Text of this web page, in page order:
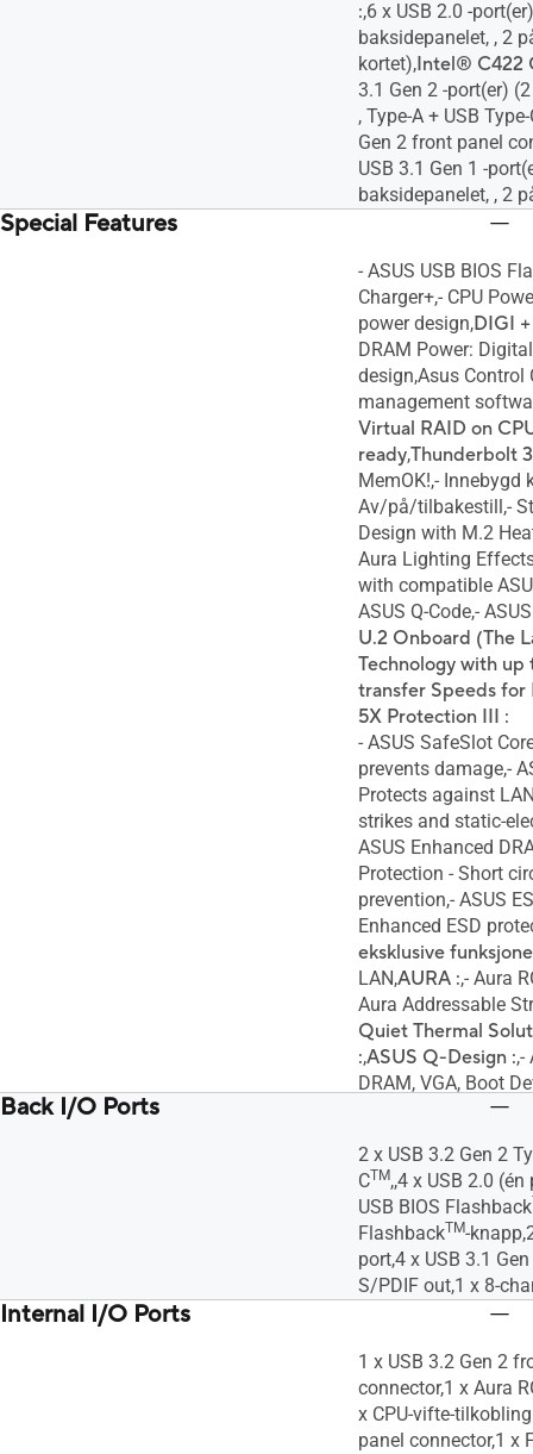
:,6 x USB 2.0 -
baksidepanelet, , 2
kortet),Intel® C422
3.1 Gen 2 -port(er)
, Type-A + USB Type-
Gen 2 front panel
USB 3.1 Gen 1 -
baksidepanelet, , 2
Special Features
- ASUS USB BIOS
Charger+,- CPU
power design,DIGI
DRAM Power:
design,Asus Control
management
Virtual RAID on
ready,Thunderbolt
MemOK!,- Innebygd
Av/på/tilbakestill,-
Design with M.2
Aura Lighting
with compatible
ASUS Q-Code,-
U.2 Onboard (The
Technology with
transfer Speeds for
5X Protection III :
- ASUS SafeSlot
prevents damage,-
Protects against
strikes and static-
ASUS Enhanced
Protection - Short
prevention,- ASUS
Enhanced ESD
eksklusive
LAN,AURA :,- Aura
Aura Addressable
Quiet Thermal
:,ASUS Q-Design :,-
DRAM, VGA, Boot
Slot,- ASUS Q-DIMM
Back I/O Ports
2 x USB 3.2 Gen 2
CTM,,4 x USB 2.0
USB BIOS Flashback
FlashbackTM-
port,4 x USB 3.1
S/PDIF out,1 x 8-
Internal I/O Ports
1 x USB 3.2 Gen 2
connector,1 x Aura
x CPU-vifte-
panel connector,1 x